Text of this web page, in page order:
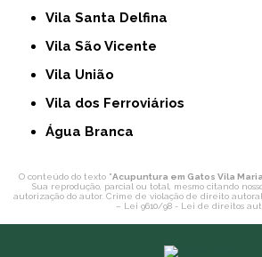
Vila Santa Delfina
Vila São Vicente
Vila União
Vila dos Ferroviários
Água Branca
O conteúdo do texto "Acupuntura em Gatos Vila
Sua reprodução, parcial ou total, mesmo citando
autorização do autor. Crime de violação de direito
– Lei 9610/98 - Lei de direitos